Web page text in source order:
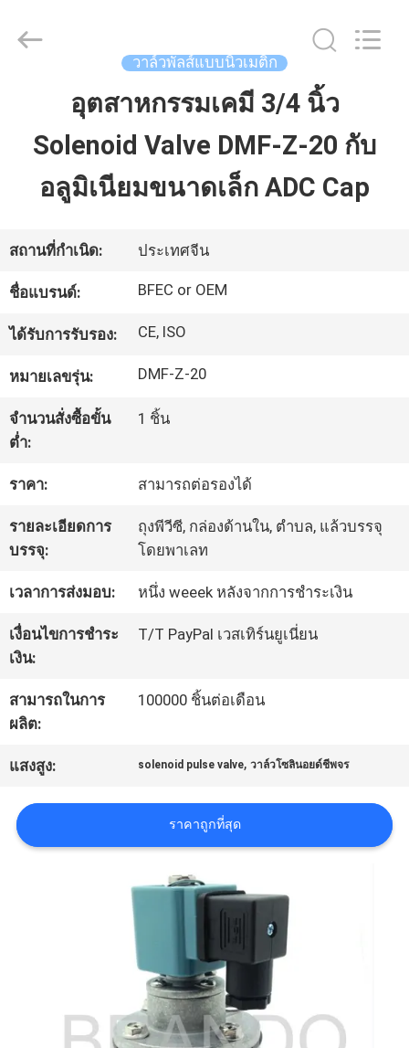
สินค้า
เกี่ยว
กับ
เรา
โรงงาน
ควบคุม
คุณภาพ
ติดต่อ
เรา
ขอ
ทุน
เว็บไซต์
Ningbo
Brando
วาล์วพัลส์แบบนิวเมติก
อุตสาหกรรมเคมี 3/4 นิ้ว
Solenoid Valve DMF-Z-20 กับ
อลูมิเนียมขนาดเล็ก ADC Cap
สถานที่กำเนิด: ประเทศจีน
ชื่อแบรนด์: BFEC or OEM
ได้รับการรับรอง: CE, ISO
หมายเลขรุ่น: DMF-Z-20
จำนวนสั่งซื้อขั้น
ต่ำ:
1 ชิ้น
ราคา: สามารถต่อรองได้
รายละเอียดการ
บรรจุ:
ถุงพีวีซี, กล่องด้านใน, ตำบล, แล้วบรรจุ
โดยพาเลท
เวลาการส่งมอบ: หนึ่ง weeek หลังจากการชำระเงิน
เงื่อนไขการชำระ
เงิน:
T/T PayPal เวสเทิร์นยูเนี่ยน
สามารถในการ
ผลิต:
100000 ชิ้นต่อเดือน
แสงสูง: solenoid pulse valve,วาล์วโซลินอยด์ชีพจร
ราคาถูกที่สุด